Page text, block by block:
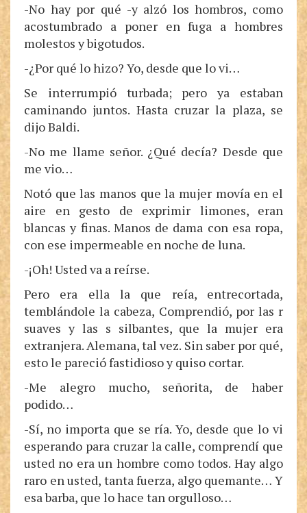
-No hay por qué -y alzó los hombros, como
acostumbrado a poner en fuga a hombres
molestos y bigotudos.
-¿Por qué lo hizo? Yo, desde que lo vi…
Se interrumpió turbada; pero ya estaban
caminando juntos. Hasta cruzar la plaza, se
dijo Baldi.
-No me llame señor. ¿Qué decía? Desde que
me vio…
Notó que las manos que la mujer movía en el
aire en gesto de exprimir limones, eran
blancas y finas. Manos de dama con esa ropa,
con ese impermeable en noche de luna.
-¡Oh! Usted va a reírse.
Pero era ella la que reía, entrecortada,
temblándole la cabeza, Comprendió, por las r
suaves y las s silbantes, que la mujer era
extranjera. Alemana, tal vez. Sin saber por qué,
esto le pareció fastidioso y quiso cortar.
-Me alegro mucho, señorita, de haber
podido…
-Sí, no importa que se ría. Yo, desde que lo vi
esperando para cruzar la calle, comprendí que
usted no era un hombre como todos. Hay algo
raro en usted, tanta fuerza, algo quemante… Y
esa barba, que lo hace tan orgulloso…